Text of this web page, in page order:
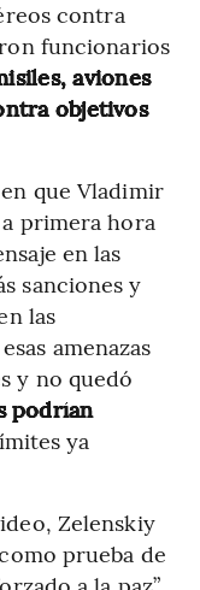
contra
funcionarios
aviones
objetivos
que Vladimir
primera hora
en las
sanciones y
las
amenazas
y no quedó
podrían
ya
Zelenskiy
prueba de